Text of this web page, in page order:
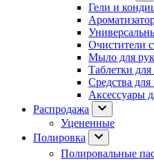
Гели и
Очистители
Мыло для рук
Таблетки
Средства
Аксессуары
Распродажа
Уцененные
Полировка
Полировальные